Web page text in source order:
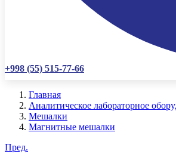
+998 (55) 515-77-66
Главная
Аналитическое лабораторное
Мешалки
Магнитные мешалки
Пред.